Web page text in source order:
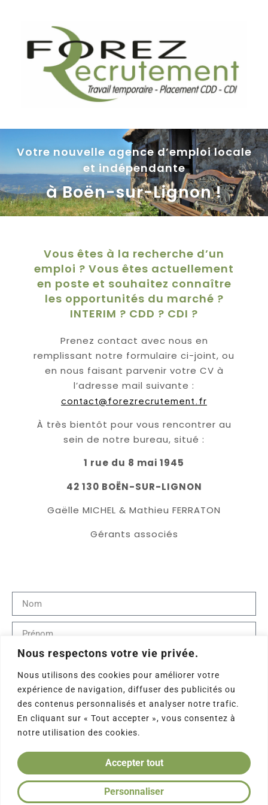
Nous respectons votre vie privée.
Nous utilisons des cookies pour améliorer votre
expérience de navigation, diffuser des publicités ou
des contenus personnalisés et analyser notre trafic.
En cliquant sur « Tout accepter », vous consentez à
notre utilisation des cookies.
Personnaliser
Accepter tout
Votre nouvelle agence d’emploi locale
et indépendante
à Boën-sur-Lignon !
Vous êtes à la recherche d’un
emploi ? Vous êtes actuellement
en poste et souhaitez connaître
les opportunités du marché ?
INTERIM ? CDD ? CDI ?
Prenez contact avec nous en
remplissant notre formulaire ci-joint, ou
en nous faisant parvenir votre CV à
l’adresse mail suivante :
contact@forezrecrutement.fr
À très bientôt pour vous rencontrer au
sein de notre bureau, situé :
1 rue du 8 mai 1945
42 130 BOËN-SUR-LIGNON
Gaëlle MICHEL & Mathieu FERRATON
Gérants associés